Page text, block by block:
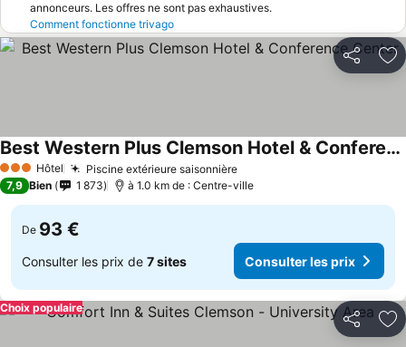
annonceurs. Les offres ne sont pas exhaustives.
Comment fonctionne trivago
Partager
3 ÉtoilesHôtel Piscine extérieure saisonnière
Best Western Plus Clemson Hotel & Conference Center
7,9 Bien 1 873 à 1.0 km de : Centre-ville
De 93 €
Consulter les prix de 7 sites Consulter les prix
Partager
Choix populaire